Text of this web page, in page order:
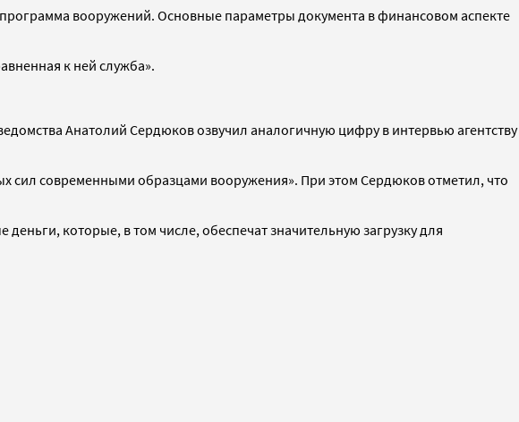
вооружений. Основные параметры документа в финансовом аспекте
к ней служба».
Анатолий Сердюков озвучил аналогичную цифру в интервью агентству
сил современными образцами вооружения». При этом Сердюков отметил, что
которые, в том числе, обеспечат значительную загрузку для